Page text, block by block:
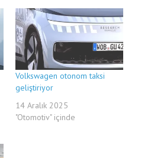
Volkswagen otonom taksi
geliştiriyor
14 Aralık 2025
"Otomotiv" içinde